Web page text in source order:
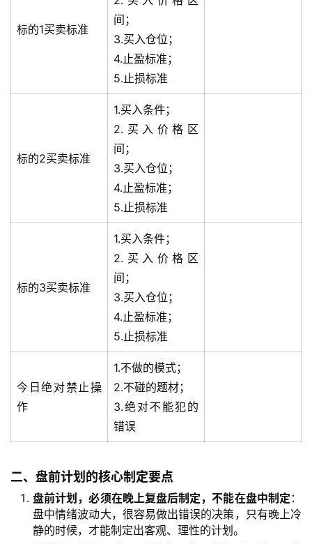
标的1买卖标准
间；
3.买入仓位；
4.止盈标准；
5.止损标准
标的2买卖标准
1.买入条件；
2.买入价格区
间；
3.买入仓位；
4.止盈标准；
5.止损标准
标的3买卖标准
1.买入条件；
2.买入价格区
间；
3.买入仓位；
4.止盈标准；
5.止损标准
今日绝对禁止操
作
1.不做的模式；
2.不碰的题材；
3.绝对不能犯的
错误
二、盘前计划的核心制定要点
盘前计划，必须在晚上复盘后制定，不能在盘中制定 ：
盘中情绪波动大，很容易做出错误的决策，只有晚上冷
静的时候，才能制定出客观、理性的计划。